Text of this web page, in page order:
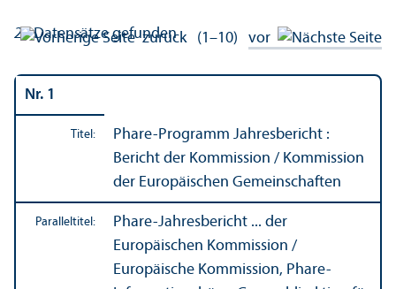
21Datensätze gefunden
zurück (1–10) vor
Nr. 1
Titel:
Phare-Programm Jahresbericht :
Bericht der Kommission / Kommission
der Europäischen Gemeinschaften
Paralleltitel:
Phare-Jahresbericht ... der
Europäischen Kommission /
Europäische Kommission, Phare-